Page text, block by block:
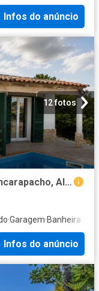
Infos do anúncio
12 fotos
Moradia T2+1 com piscina em Moncarapacho, Algarve
·Garagem·Banheira
Infos do anúncio